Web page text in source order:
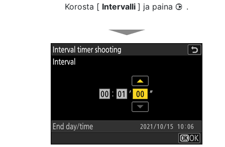
Korosta [ Intervalli ] ja paina 2 .